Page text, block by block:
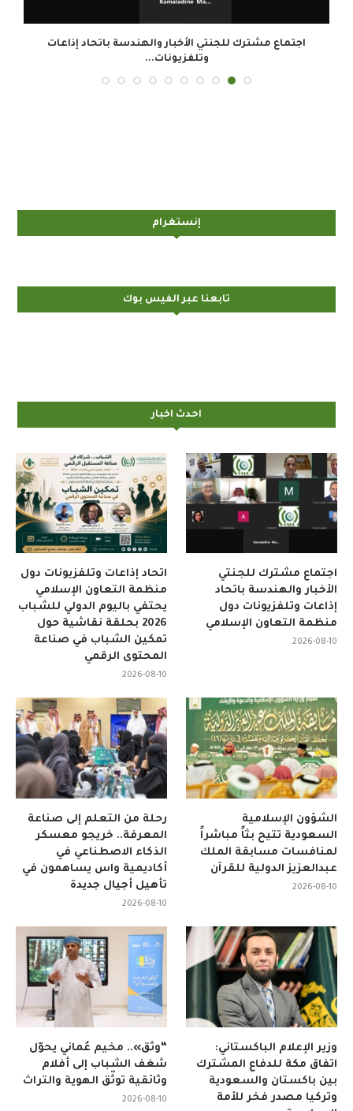
اجتماع مشترك للجنتي الأخبار والهندسة باتحاد إذاعات
وتلفزيونات...
إنستغرام
تابعنا عبر الفيس بوك
احدث اخبار
اتحاد إذاعات وتلفزيونات دول
منظمة التعاون الإسلامي
يحتفي باليوم الدولي للشباب
2026 بحلقة نقاشية حول
تمكين الشباب في صناعة
المحتوى الرقمي
2026-08-10
اجتماع مشترك للجنتي
الأخبار والهندسة باتحاد
إذاعات وتلفزيونات دول
منظمة التعاون الإسلامي
2026-08-10
رحلة من التعلم إلى صناعة
المعرفة.. خريجو معسكر
الذكاء الاصطناعي في
أكاديمية واس يساهمون في
تأهيل أجيال جديدة
2026-08-10
الشؤون الإسلامية
السعودية تتيح بثاً مباشراً
لمنافسات مسابقة الملك
عبدالعزيز الدولية للقرآن
2026-08-10
“وثّق».. مخيم عُماني يحوّل
شغف الشباب إلى أفلام
وثائقية توثّق الهوية والتراث
2026-08-10
وزير الإعلام الباكستاني:
اتفاق مكة للدفاع المشترك
بين باكستان والسعودية
وتركيا مصدر فخر للأمة